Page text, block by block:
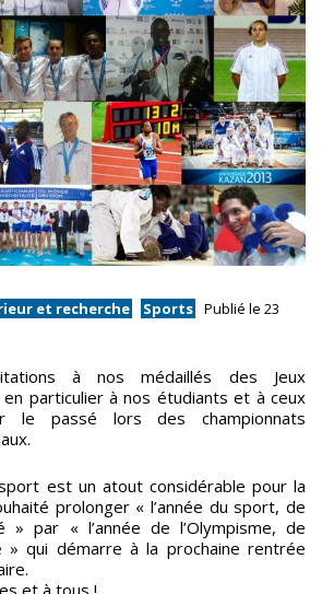
et recherche Sports Publié le 23
à nos médaillés des Jeux
particulier à nos étudiants et à ceux
passé lors des championnats
est un atout considérable pour la
prolonger « l’année du sport, de
» par « l’année de l’Olympisme, de
» qui démarre à la prochaine rentrée